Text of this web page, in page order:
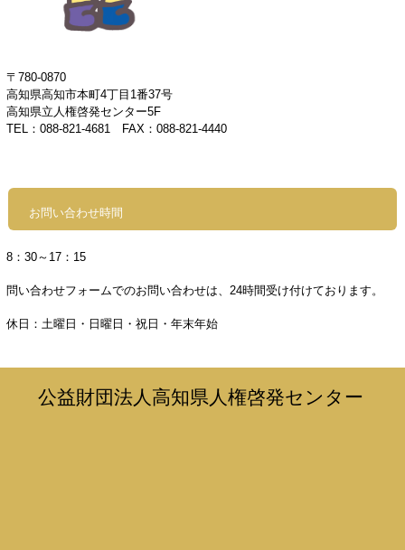
〒780-0870
高知県高知市本町4丁目1番37号
高知県立人権啓発センター5F
TEL：088-821-4681
FAX：088-821-4440
お問い合わせ時間
8：30～17：15
問い合わせフォームでのお問い合わせは、24時間受け付けております。
休日：土曜日・日曜日・祝日・年末年始
公益財団法人高知県人権啓発センター